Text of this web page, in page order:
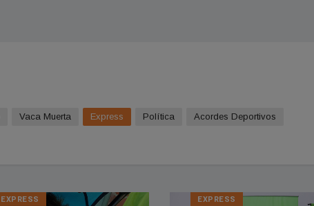
Vaca Muerta Express Política
Acordes Deportivos
EXPRESS EXPRESS